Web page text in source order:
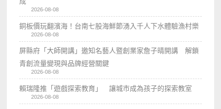
2026-08-08
銅板價玩翻濱海！台南七股海鮮節湧入千人下水體驗漁村樂
2026-08-08
屏縣府「大師開講」邀知名藝人暨創業家詹子晴開講 解鎖
青創流量變現與品牌經營關鍵
2026-08-08
賴瑞隆推「遊戲探索教育」 讓城市成為孩子的探索教室
2026-08-08